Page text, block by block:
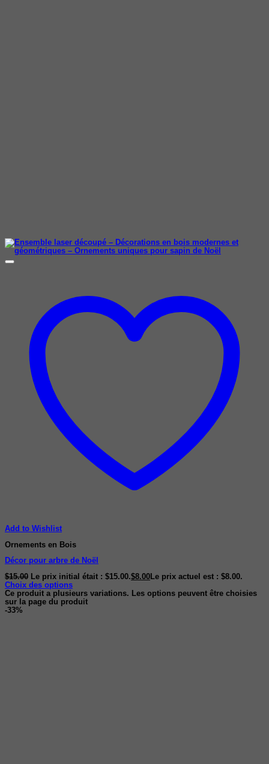
Add to Wishlist
Ornements en Bois
Décor pour arbre de Noël
$15.00 Le prix initial était : $15.00.$8.00 Le prix actuel est : $8.00.
Choix des options
Ce produit a plusieurs variations. Les options peuvent être choisies
sur la page du produit
-33%